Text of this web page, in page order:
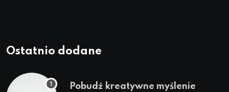
Ostatnio dodane
Pobudź kreatywne myślenie